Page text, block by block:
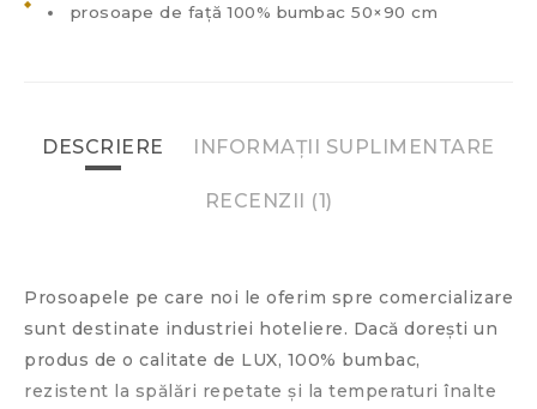
prosoape de față 100% bumbac 50×90 cm
DESCRIERE INFORMAȚII SUPLIMENTARE
RECENZII (1)
Prosoapele pe care noi le oferim spre comercializare
sunt destinate industriei hoteliere. Dacă dorești un
produs de o calitate de LUX, 100% bumbac,
rezistent la spălări repetate și la temperaturi înalte